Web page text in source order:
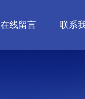
在线留言 联系